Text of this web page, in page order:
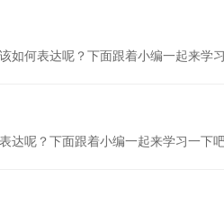
如何表达呢？下面跟着小编一起来学
达呢？下面跟着小编一起来学习一下